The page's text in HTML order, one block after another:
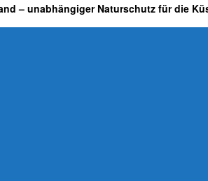
– unabhängiger Naturschutz für die